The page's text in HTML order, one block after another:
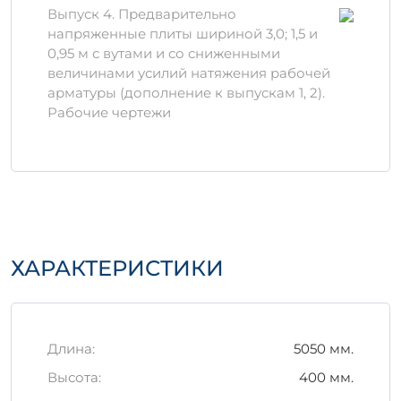
затраты на обслуживание благодаря
низкой пористости материала.
Материалы и технология
производства
При производстве 1П 4-3 АтVIт в
соответствие современным строительным
срок службы изделия.
Изделия необходимо хранить на
воздействия атмосферных факторов.
Выпуск 4. Предварительно
напряженные плиты шириной 3,0; 1,5 и
0,95 м с вутами и со сниженными
величинами усилий натяжения рабочей
арматуры (дополнение к выпускам 1, 2).
Рабочие чертежи
ХАРАКТЕРИСТИКИ
Длина:
5050 мм.
Высота:
400 мм.